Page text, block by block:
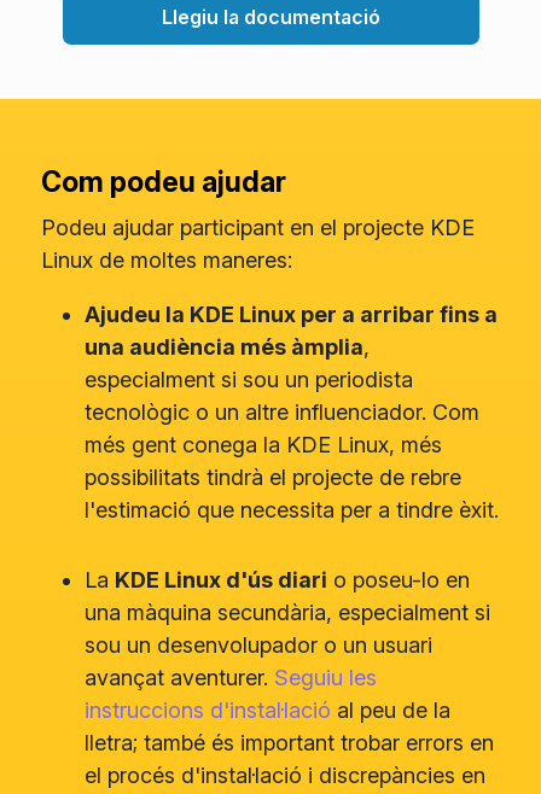
Llegiu la documentació
Com podeu ajudar
Podeu ajudar participant en el projecte KDE
Linux de moltes maneres:
Ajudeu la KDE Linux per a arribar fins a
una audiència més àmplia,
especialment si sou un periodista
tecnològic o un altre influenciador. Com
més gent conega la KDE Linux, més
possibilitats tindrà el projecte de rebre
l'estimació que necessita per a tindre èxit.
La KDE Linux d'ús diari o poseu-lo en
una màquina secundària, especialment si
sou un desenvolupador o un usuari
avançat aventurer. Seguiu les
instruccions d'instal·lació al peu de la
lletra; també és important trobar errors en
el procés d'instal·lació i discrepàncies en